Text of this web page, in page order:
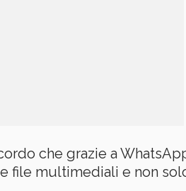
che grazie a
file multimediali e non